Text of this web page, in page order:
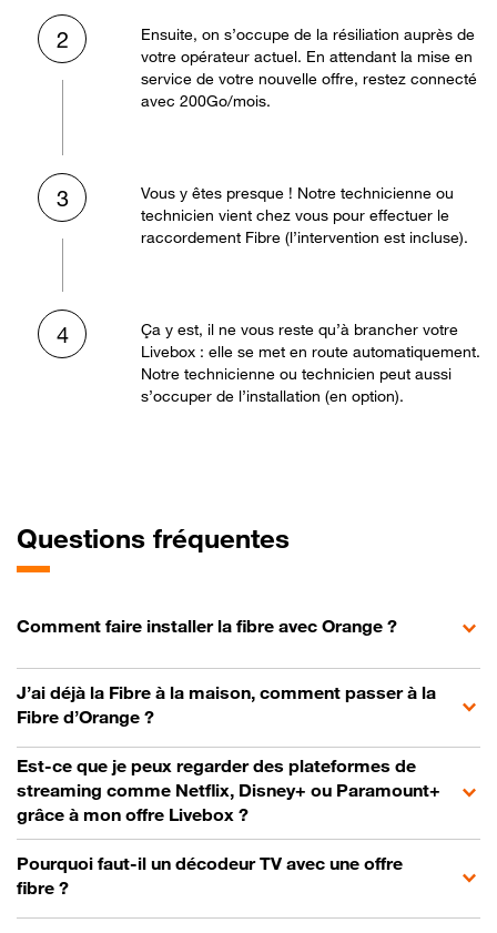
2
Ensuite, on s’occupe de la résiliation auprès de
votre opérateur actuel. En attendant la mise en
service de votre nouvelle offre, restez connecté
avec 200Go/mois.
3
Vous y êtes presque ! Notre technicienne ou
technicien vient chez vous pour effectuer le
raccordement Fibre (l’intervention est incluse).
4
Ça y est, il ne vous reste qu’à brancher votre
Livebox : elle se met en route automatiquement.
Notre technicienne ou technicien peut aussi
s’occuper de l’installation (en option).
Questions fréquentes
Comment faire installer la fibre avec Orange ?
J’ai déjà la Fibre à la maison, comment passer à la
Fibre d’Orange ?
Est-ce que je peux regarder des plateformes de
streaming comme Netflix, Disney+ ou Paramount+
grâce à mon offre Livebox ?
Pourquoi faut-il un décodeur TV avec une offre
fibre ?